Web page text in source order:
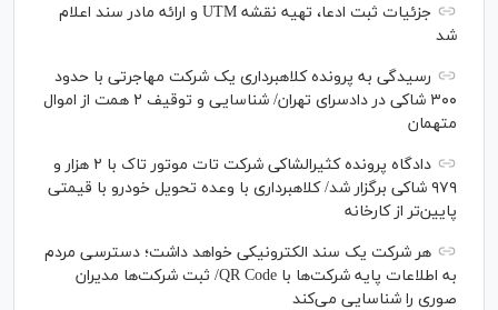
جزئیات ثبت ادعا، تهیه نقشه UTM و ارائه مادر سند اعلام
شد
رسیدگی به پرونده کلاهبرداری یک شرکت مهاجرتی با حدود
۳۰۰ شاکی در دادسرای تهران/ شناسایی و توقیف ۲ همت از اموال
متهمان
دادگاه پرونده کثیرالشاکی شرکت تات موتور تاک با ۲ هزار و
۹۷۹ شاکی برگزار شد/ کلاهبرداری با وعده تحویل خودرو با قیمتی
پایین‌تر از کارخانه
هر شرکت یک سند الکترونیکی خواهد داشت؛ دسترسی مردم
به اطلاعات پایه شرکت‌ها با QR Code/ ثبت شرکت‌ها مدیران
صوری را شناسایی می‌کند